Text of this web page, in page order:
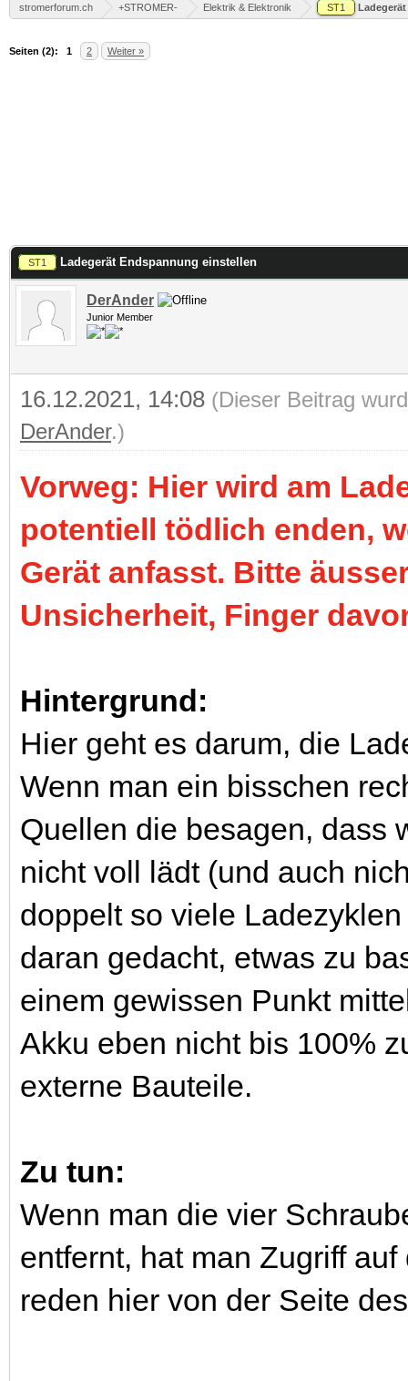
stromerforum.ch +STROMER- Elektrik & Elektronik ST1
Seiten (2): 1 2 Weiter »
ST1 Ladegerät Endspannung einstellen
DerAnder
Junior Member
16.12.2021, 14:08 (Dieser Beitrag
DerAnder.)
Vorweg: Hier wird am
potentiell tödlich enden,
Gerät anfasst. Bitte
Unsicherheit, Finger
Hintergrund:
Hier geht es darum, die
Wenn man ein bisschen
Quellen die besagen, dass
nicht voll lädt (und auch
doppelt so viele
daran gedacht, etwas zu
einem gewissen Punkt
Akku eben nicht bis 100%
externe Bauteile.
Zu tun:
Wenn man die vier
entfernt, hat man Zugriff
reden hier von der Seite